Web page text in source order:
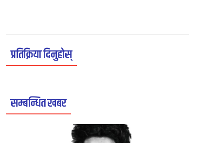
प्रतिक्रिया दिनुहोस्
सम्बन्धित खबर